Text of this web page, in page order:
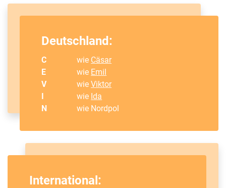
Deutschland:
C wie Cäsar
E
wie Emil
V
wieViktor
I
wie Ida
N
wie Nordpol
International: